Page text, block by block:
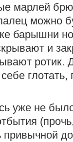
марлей
можно
барышни
и
ротик.
глотать,
уже не